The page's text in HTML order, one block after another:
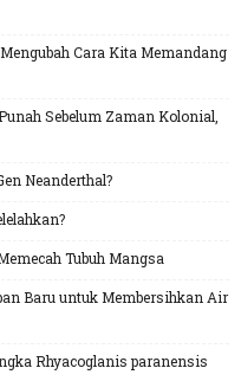
Cara Kita Memandang
Sebelum Zaman Kolonial,
Neanderthal?
Tubuh Mangsa
Baru untuk Membersihkan Air
Rhyacoglanis paranensis